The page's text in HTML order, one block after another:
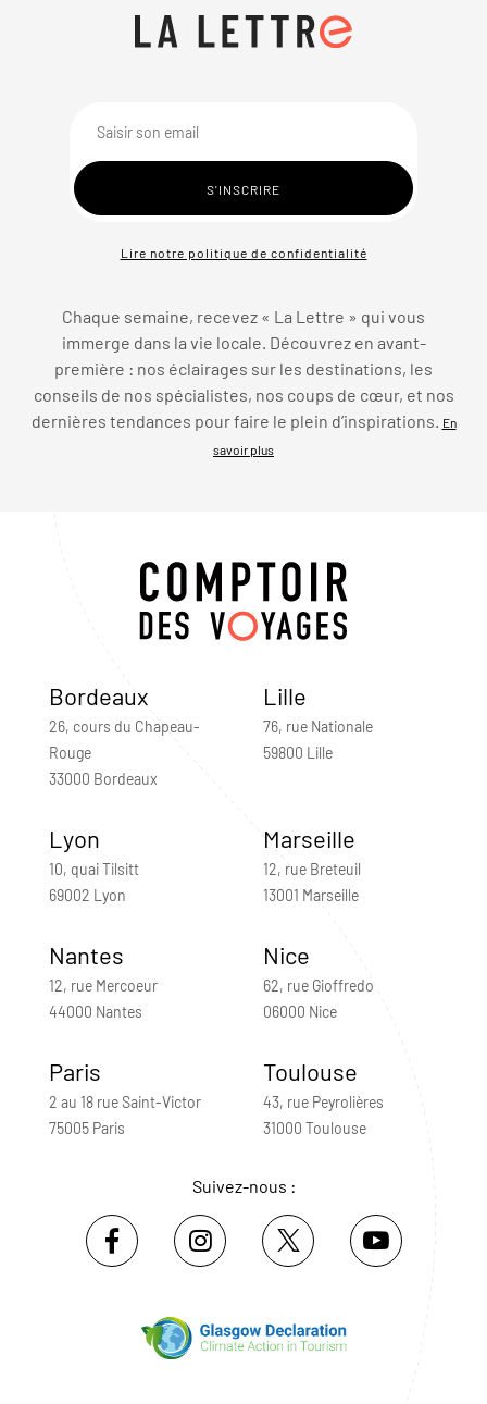
Lire notre politique de confidentialité
Chaque semaine, recevez « La Lettre » qui vous
immerge dans la vie locale. Découvrez en avant-
première : nos éclairages sur les destinations, les
conseils de nos spécialistes, nos coups de cœur, et nos
dernières tendances pour faire le plein d’inspirations.
En
savoir plus
Bordeaux
26, cours du Chapeau-
Rouge
33000 Bordeaux
Lille
76, rue Nationale
59800 Lille
Lyon
10, quai Tilsitt
69002 Lyon
Marseille
12, rue Breteuil
13001 Marseille
Nantes
12, rue Mercoeur
44000 Nantes
Nice
62, rue Gioffredo
06000 Nice
Paris
2 au 18 rue Saint-Victor
75005 Paris
Toulouse
43, rue Peyrolières
31000 Toulouse
Suivez-nous :